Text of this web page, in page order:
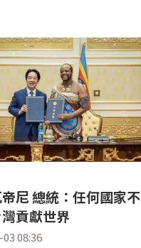
尼 總統：任何國家不
貢獻世界
08:36